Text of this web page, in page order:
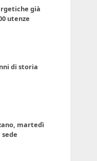
già
utenze
di storia
martedì
sede